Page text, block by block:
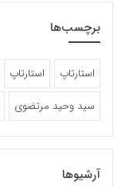
برچسب‌ها
استارتاپ استارتاپ‌
سید وحید مرتضوی
آرشیوها